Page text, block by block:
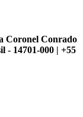
Coronel Conrado
- 14701-000 | +55